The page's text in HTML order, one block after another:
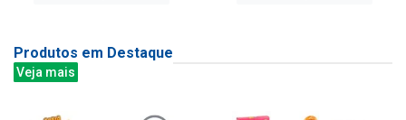
Produtos em Destaque
Veja mais